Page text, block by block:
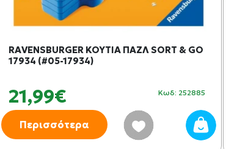
RAVENSBURGER ΚΟΥΤΙΑ ΠΑΖΛ SORT & GO
17934 (#05-17934)
21,99€ Κωδ: 252885
Περισσότερα